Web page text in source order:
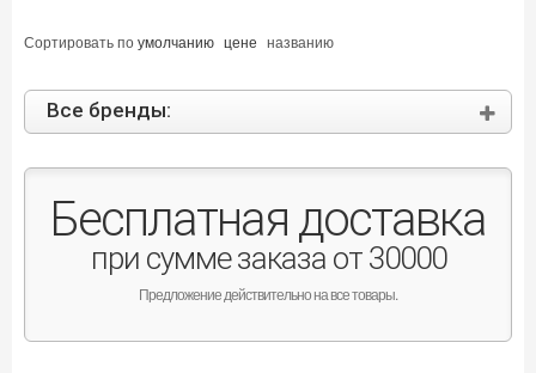
Сортировать поумолчанию цене названию
Все бренды:
Бесплатная доставка
при сумме заказа от 30000
Предложение действительно на все товары.